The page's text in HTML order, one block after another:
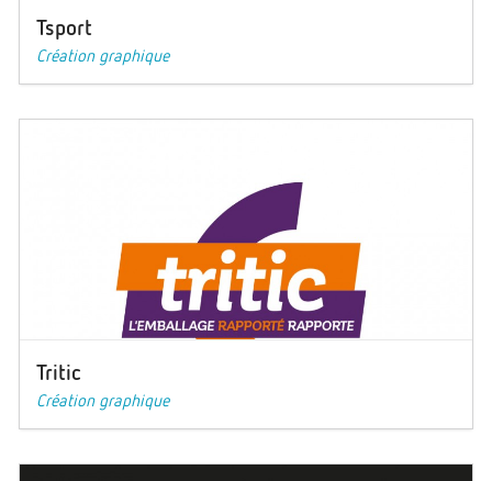
Tsport
Création graphique
Tritic
Création graphique